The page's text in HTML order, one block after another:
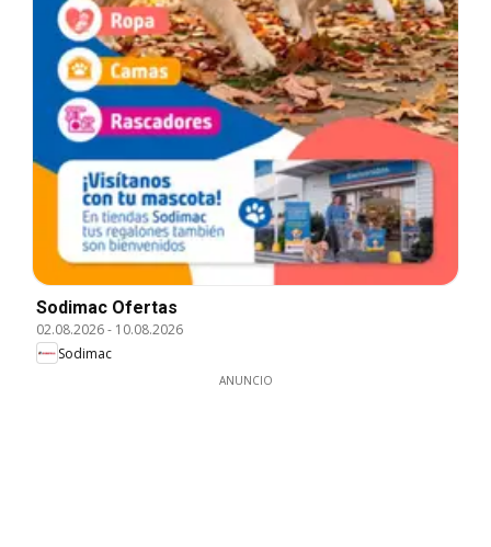
Sodimac Ofertas
02.08.2026- 10.08.2026
Sodimac
ANUNCIO